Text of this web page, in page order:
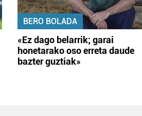
BERO BOLADA
«Ez dago belarrik; garai
honetarako oso erreta daude
bazter guztiak»